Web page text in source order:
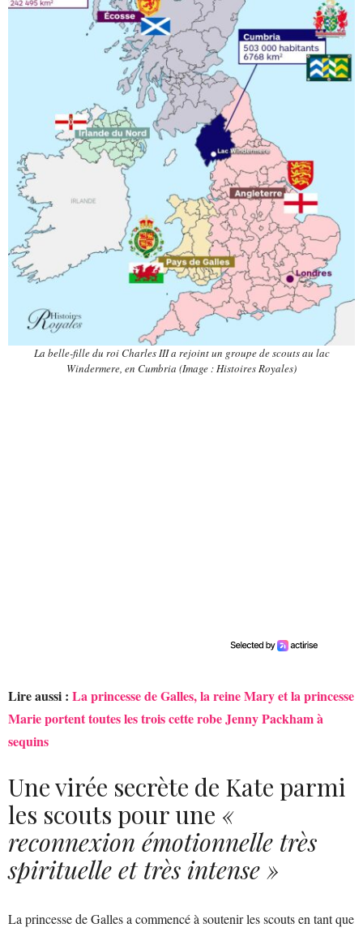
La belle-fille du roi Charles III a rejoint un groupe de scouts au lac
Windermere, en Cumbria (Image : Histoires Royales)
Lire aussi : La princesse de Galles, la reine Mary et la princesse
Marie portent toutes les trois cette robe Jenny Packham à
sequins
Une virée secrète de Kate parmi
les scouts pour une «
reconnexion émotionnelle très
spirituelle et très intense »
La princesse de Galles a commencé à soutenir les scouts en tant que